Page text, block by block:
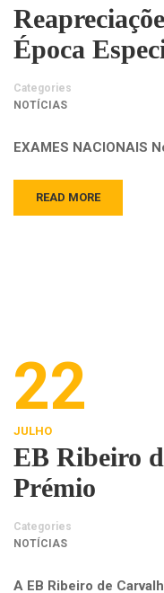
Época
Categories
NOTÍCIAS
EXAMES NACIONAIS
READ MORE
22
JULHO
EB Ribeiro
Prémio
Categories
NOTÍCIAS
A EB Ribeiro de